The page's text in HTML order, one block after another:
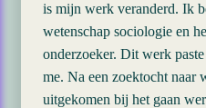
is mijn werk veranderd. Ik
wetenschap sociologie en
onderzoeker. Dit werk
me. Na een zoektocht naar
uitgekomen bij het gaan